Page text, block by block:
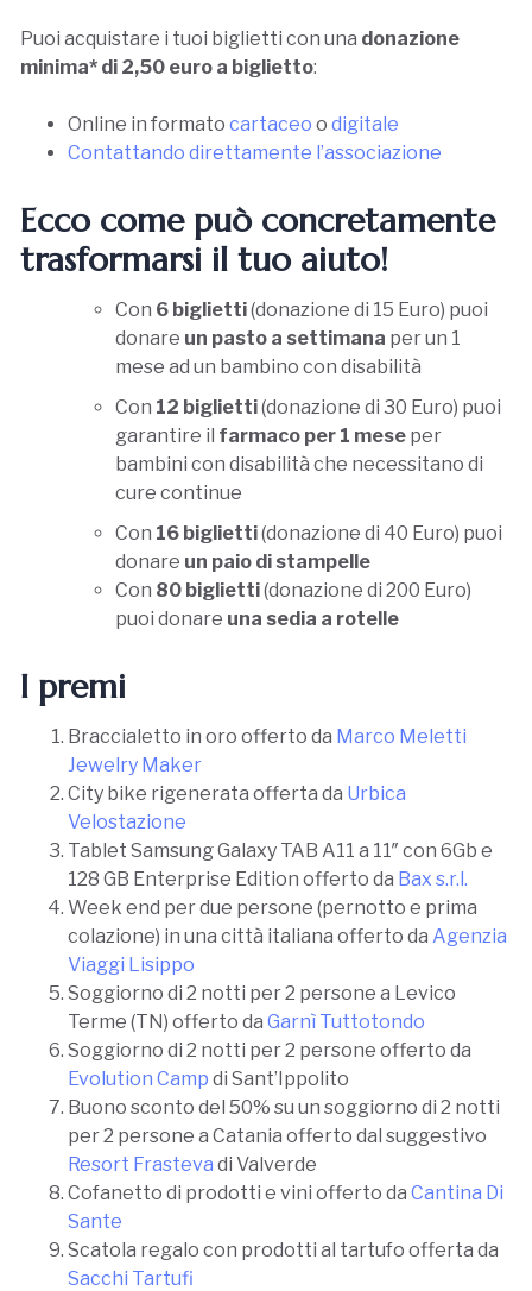
Puoi acquistare i tuoi biglietti con una donazione
minima* di 2,50 euro a biglietto:
Online in formato cartaceo o digitale
Contattando direttamente l’associazione
Ecco come può concretamente
trasformarsi il tuo aiuto!
Con 6 biglietti(donazione di 15 Euro) puoi
donare un pasto a settimana per un 1
mese ad un bambino con disabilità
Con 12 biglietti(donazione di 30 Euro) puoi
garantire il farmaco per 1 mese per
bambini con disabilità che necessitano di
cure continue
Con 16 biglietti(donazione di 40 Euro) puoi
donare un paio di stampelle
Con 80 biglietti(donazione di 200 Euro)
puoi donare una sedia a rotelle
I premi
Braccialetto in oro offerto da Marco Meletti
Jewelry Maker
City bike rigenerata offerta da Urbica
Velostazione
Tablet Samsung Galaxy TAB A11 a 11″ con 6Gb e
128 GB Enterprise Edition offerto da Bax s.r.l.
Week end per due persone (pernotto e prima
colazione) in una città italiana offerto da Agenzia
Viaggi Lisippo
Soggiorno di 2 notti per 2 persone a Levico
Terme (TN) offerto da Garnì Tuttotondo
Soggiorno di 2 notti per 2 persone offerto da
Evolution Camp di Sant’Ippolito
Buono sconto del 50% su un soggiorno di 2 notti
per 2 persone a Catania offerto dal suggestivo
Resort Frasteva di Valverde
Cofanetto di prodotti e vini offerto da Cantina Di
Sante
Scatola regalo con prodotti al tartufo offerta da
Sacchi Tartufi